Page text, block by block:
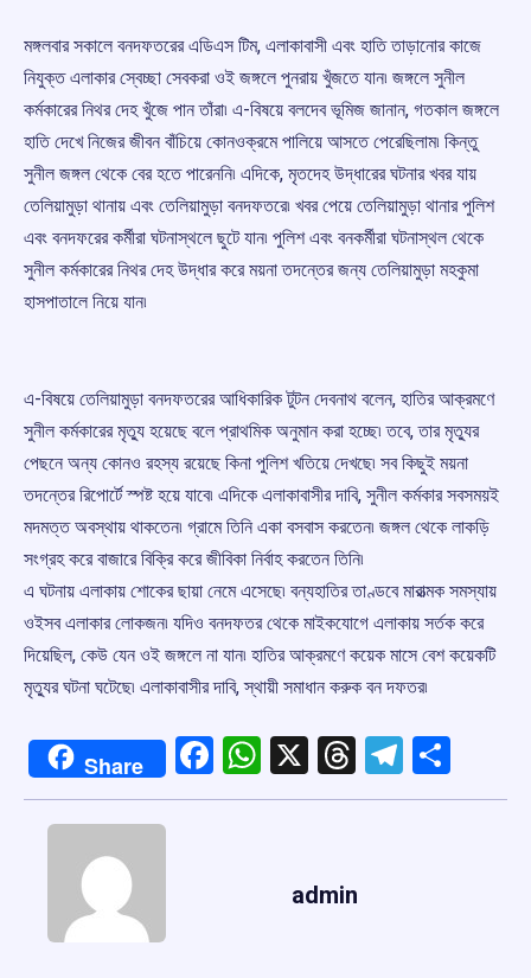
মঙ্গলবার সকালে বনদফতরের এডিএস টিম, এলাকাবাসী এবং হাতি তাড়ানোর কাজে
নিযুক্ত এলাকার স্বেচ্ছা সেবকরা ওই জঙ্গলে পুনরায় খুঁজতে যান৷ জঙ্গলে সুনীল
কর্মকারের নিথর দেহ খুঁজে পান তাঁরা৷ এ-বিষয়ে বলদেব ভূমিজ জানান, গতকাল জঙ্গলে
হাতি দেখে নিজের জীবন বাঁচিয়ে কোনওক্রমে পালিয়ে আসতে পেরেছিলাম৷ কিন্তু
সুনীল জঙ্গল থেকে বের হতে পারেননি৷ এদিকে, মৃতদেহ উদ্ধারের ঘটনার খবর যায়
তেলিয়ামুড়া থানায় এবং তেলিয়ামুড়া বনদফতরে৷ খবর পেয়ে তেলিয়ামুড়া থানার পুলিশ
এবং বনদফরের কর্মীরা ঘটনাস্থলে ছুটে যান৷ পুলিশ এবং বনকর্মীরা ঘটনাস্থল থেকে
সুনীল কর্মকারের নিথর দেহ উদ্ধার করে ময়না তদন্তের জন্য তেলিয়ামুড়া মহকুমা
হাসপাতালে নিয়ে যান৷
এ-বিষয়ে তেলিয়ামুড়া বনদফতরের আধিকারিক টুটন দেবনাথ বলেন, হাতির আক্রমণে
সুনীল কর্মকারের মৃত্যু হয়েছে বলে প্রাথমিক অনুমান করা হচ্ছে৷ তবে, তার মৃত্যুর
পেছনে অন্য কোনও রহস্য রয়েছে কিনা পুলিশ খতিয়ে দেখছে৷ সব কিছুই ময়না
তদন্তের রিপোর্টে স্পষ্ট হয়ে যাবে৷ এদিকে এলাকাবাসীর দাবি, সুনীল কর্মকার সবসময়ই
মদমত্ত অবস্থায় থাকতেন৷ গ্রামে তিনি একা বসবাস করতেন৷ জঙ্গল থেকে লাকড়ি
সংগ্রহ করে বাজারে বিক্রি করে জীবিকা নির্বাহ করতেন তিনি৷
এ ঘটনায় এলাকায় শোকের ছায়া নেমে এসেছে৷ বন্যহাতির তাণ্ডবে মারাত্মক সমস্যায়
ওইসব এলাকার লোকজন৷ যদিও বনদফতর থেকে মাইকযোগে এলাকায় সর্তক করে
দিয়েছিল, কেউ যেন ওই জঙ্গলে না যান৷ হাতির আক্রমণে কয়েক মাসে বেশ কয়েকটি
মৃত্যুর ঘটনা ঘটেছে৷ এলাকাবাসীর দাবি, স্থায়ী সমাধান করুক বন দফতর৷
Share Facebook
WhatsApp
X Threads
admin